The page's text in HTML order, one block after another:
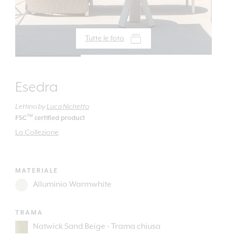
Tutte le foto
Esedra
LettinobyLuca Nichetto
FSC TM certified product
La Collezione
MATERIALE
TRAMA